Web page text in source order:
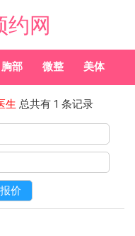
约网
胸部 微整 美体
生 总共有 1 条记录